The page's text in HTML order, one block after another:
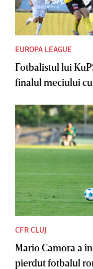
EUROPA LEAGUE
Fotbalistul lui
finalul meciului
CFR CLUJ
Mario Camora a
pierdut fotbalul